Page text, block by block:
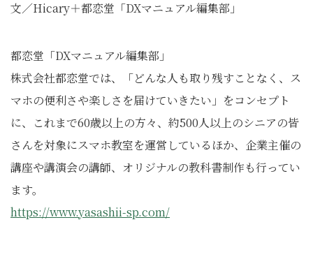
文／Hicary＋都恋堂「DXマニュアル編集部」
都恋堂「DXマニュアル編集部」
株式会社都恋堂では、「どんな人も取り残すことなく、ス
マホの便利さや楽しさを届けていきたい」をコンセプト
に、これまで60歳以上の方々、約500人以上のシニアの皆
さんを対象にスマホ教室を運営しているほか、企業主催の
講座や講演会の講師、オリジナルの教科書制作も行ってい
ます。
https://www.yasashii-sp.com/